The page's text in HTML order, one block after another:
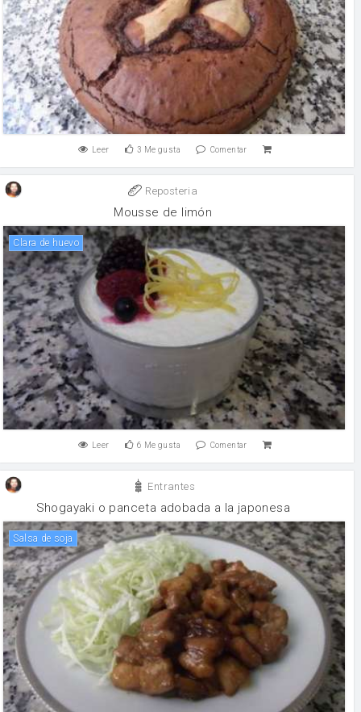
Leer 3 Me gusta Comentar
Reposteria
Mousse de limón
clara de huevo
Leer 6 Me gusta Comentar
Entrantes
Shogayaki o panceta adobada a la japonesa
salsa de soja